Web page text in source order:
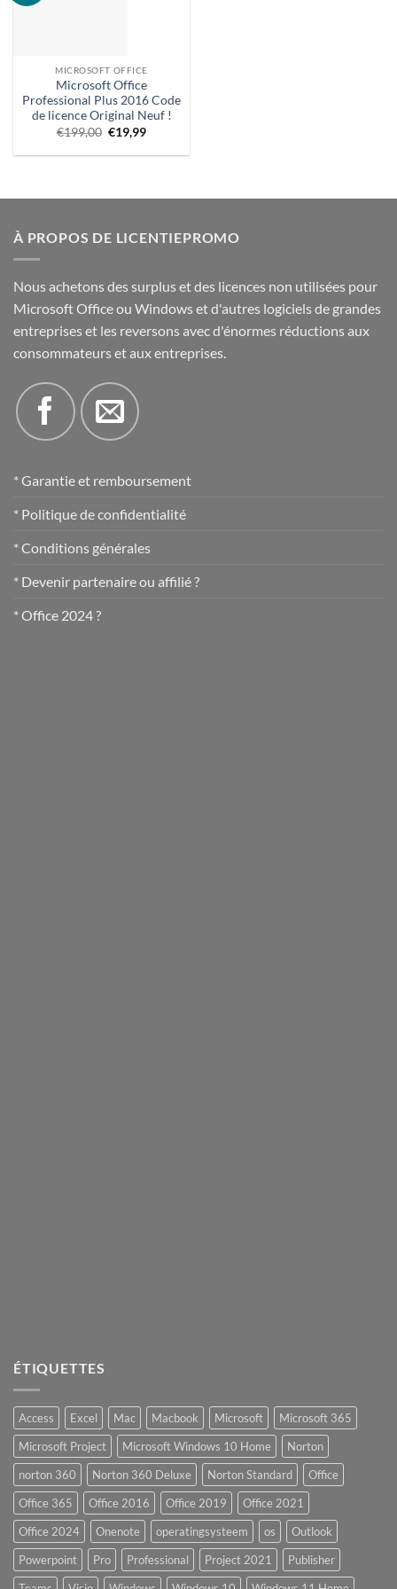
MICROSOFT OFFICE
Microsoft Office
Professional Plus 2016 Code
de licence Original Neuf !
€199,00 Le
prix
d'origine
€19,99Prix
:
À PROPOS DE LICENTIEPROMO
Nous achetons des surplus et des licences non utilisées pour
Microsoft Office ou Windows et d'autres logiciels de grandes
entreprises et les reversons avec d'énormes réductions aux
consommateurs et aux entreprises.
* Garantie et remboursement
* Politique de confidentialité
* Conditions générales
* Devenir partenaire ou affilié ?
* Office 2024 ?
ÉTIQUETTES
Access Excel Mac Macbook Microsoft
Microsoft 365
Microsoft Project
Microsoft Windows 10 Home
Norton
norton 360
Norton 360 Deluxe Norton Standard
Office
Office 365
Office 2016 Office 2019
Office 2021
Office 2024
Onenote operatingsysteem os
Outlook
Powerpoint
Pro Professional Project 2021
Publisher